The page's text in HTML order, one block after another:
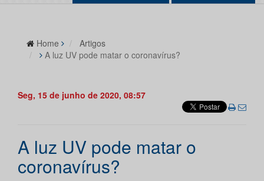
Home
Artigos
A luz UV pode matar o coronavírus?
Seg, 15 de junho de 2020, 08:57
A luz UV pode matar o
coronavírus?